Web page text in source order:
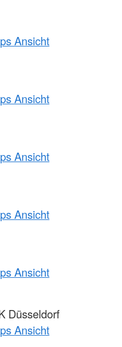
Ansicht
Ansicht
Ansicht
Ansicht
Ansicht
Düsseldorf
Ansicht